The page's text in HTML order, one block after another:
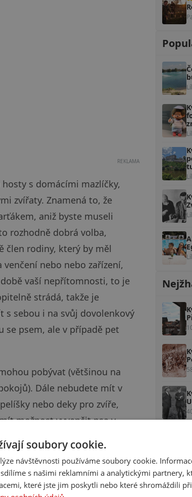
REKLAMA
s domácími mazlíčky,
zvířaty. Znamená to, že
aniž byste museli
rozhodně dobrá volba,
člen rodiny, který by měl
nebo nebo zařízení,
vaší nepřítomnosti, to je
strádá, takže je
s sebou i na svůj dovolenkový
se psem, ale v případě pet
pobývat (většinou na
Dále nebudete mít v
nebo deky pro zvíře,
možnost vyvenčit psa v
vám pomůže, když víte, kam
bývají i speciální služby
váš mazlíček se bude mít
zahrady nebo výběhy, kde se
soubory cookie.
návštěvnosti používáme soubory cookie.
s našimi reklamními a analytickými partnery,
které jste jim poskytli nebo které shromáždili